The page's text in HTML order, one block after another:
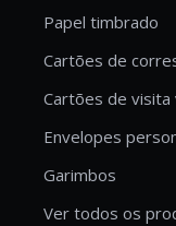
Papel timbrado
Cartões de
Cartões de visita
Envelopes
Garimbos
Ver todos os